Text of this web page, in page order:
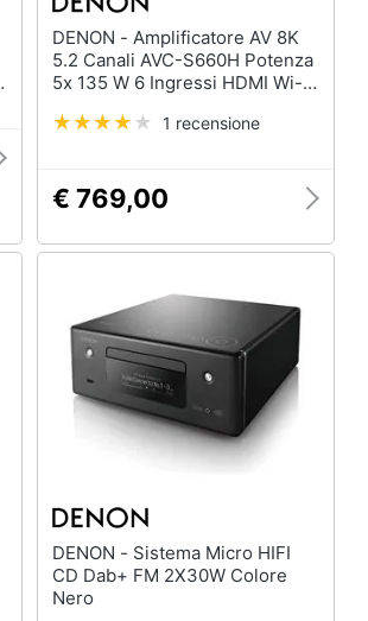
DENON - Amplificatore AV 8K
5.2 Canali AVC-S660H Potenza
5x 135 W 6 Ingressi HDMI Wi-Fi
1 recensione
€ 769,00
DENON - Sistema Micro HIFI
CD Dab+ FM 2X30W Colore
Nero